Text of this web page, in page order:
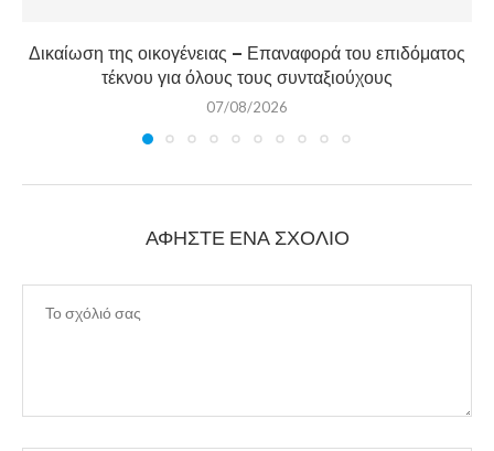
Δικαίωση της οικογένειας – Επαναφορά του επιδόματος
τέκνου για όλους τους συνταξιούχους
07/08/2026
ΑΦΉΣΤΕ ΈΝΑ ΣΧΌΛΙΟ